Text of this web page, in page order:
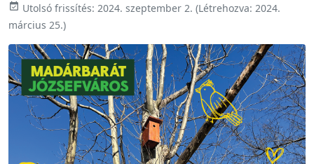
 Utolsó frissítés: 2024. szeptember 2. (Létrehozva: 2024.
március 25.)